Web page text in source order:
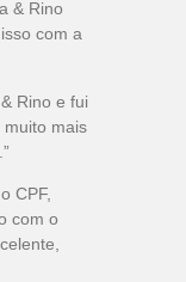
& Rino
com a
Rino e fui
mais
CPF,
com o